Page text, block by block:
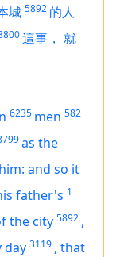
城 5892 的人
這事， 就
6235 men 582
as the
and so it
father's 1
the city 5892 ,
day 3119 , that